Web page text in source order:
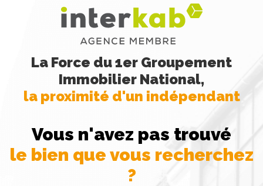
La Force du 1er Groupement
Immobilier National,
la proximité d'un indépendant
Vous n'avez pas trouvé
le bien que vous recherchez
?